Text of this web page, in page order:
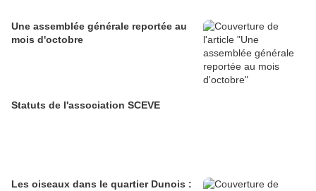
Une assemblée générale reportée au
mois d'octobre
Statuts de l'association SCEVE
Les oiseaux dans le quartier Dunois :